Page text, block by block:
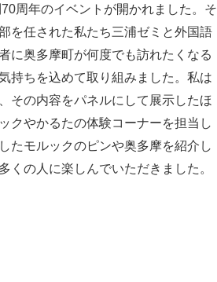
周年のイベントが開かれました。そ
を任された私たち三浦ゼミと外国語
に奥多摩町が何度でも訪れたくなる
持ちを込めて取り組みました。私は
その内容をパネルにして展示したほ
クやかるたの体験コーナーを担当し
たモルックのピンや奥多摩を紹介し
くの人に楽しんでいただきました。